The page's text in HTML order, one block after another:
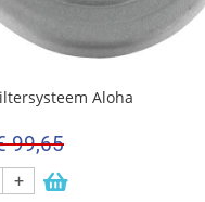
Aloha
99,65
+